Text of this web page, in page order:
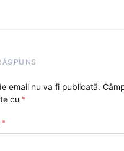
email nu va fi publicată.
cu *
*